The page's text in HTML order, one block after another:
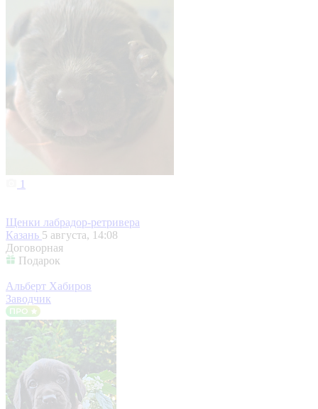
1
Щенки лабрадор-ретривера
Казань 5 августа, 14:08
Договорная
Подарок
Альберт Хабиров
Заводчик